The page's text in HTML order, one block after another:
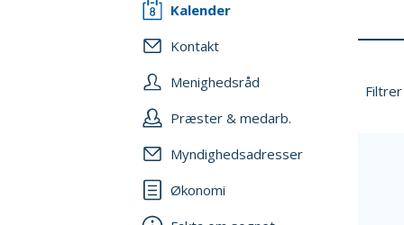
Kalender
Kontakt
Menighedsråd
Præster & medarb.
Myndighedsadresser
Økonomi